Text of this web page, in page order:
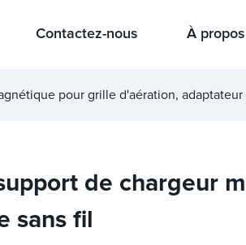
Contactez-nous À
pour grille d'aération, adaptateur
de chargeur
sans fil